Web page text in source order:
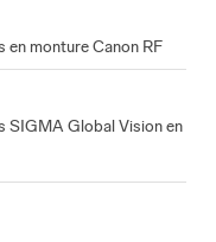
monture Canon RF
SIGMA Global Vision en